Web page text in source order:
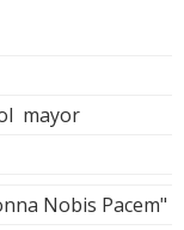
mayor
Nobis Pacem"